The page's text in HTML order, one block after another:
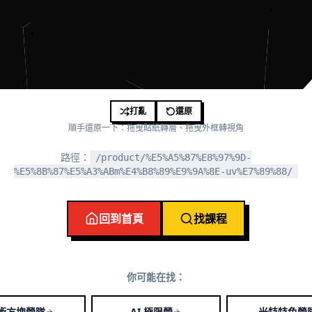
打亂
還原
順手還原一下：拖曳貼紙轉層、拖曳外框轉視角
路徑：
/product/%E5%A5%87%E8%97%9D-
%E5%8B%87%E5%A3%ABm%E4%B8%89%E9%9A%8E-uv%E7%89%88/
回到首頁 找課程
你可能在找：